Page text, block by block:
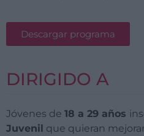
Descargar programa
DIRIGIDO A
Jóvenes de 18 a 29 años
Juvenil que quieran